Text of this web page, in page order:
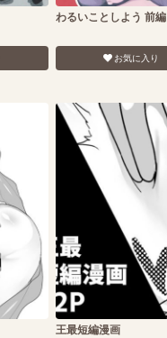
わるいことしよう 前編
お気に入り
王最短編漫画